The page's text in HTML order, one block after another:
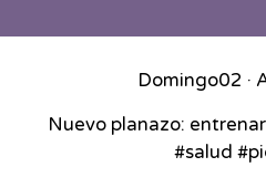
Domingo02 ·
Nuevo planazo:
#salud